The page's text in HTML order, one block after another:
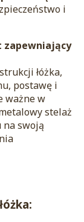
i
zapewniający
łóżka,
postawę i
ważne w
stelaż
na swoją